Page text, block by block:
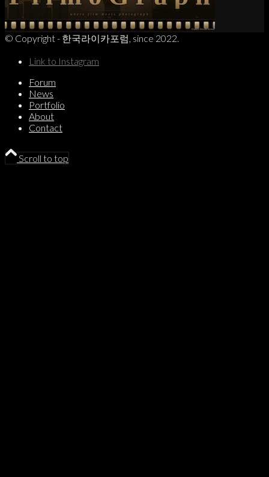
© Copyright - 한국라이카포럼, since 2022.
Link to Instagram
Forum
News
Portfolio
About
Contact
Scroll to top